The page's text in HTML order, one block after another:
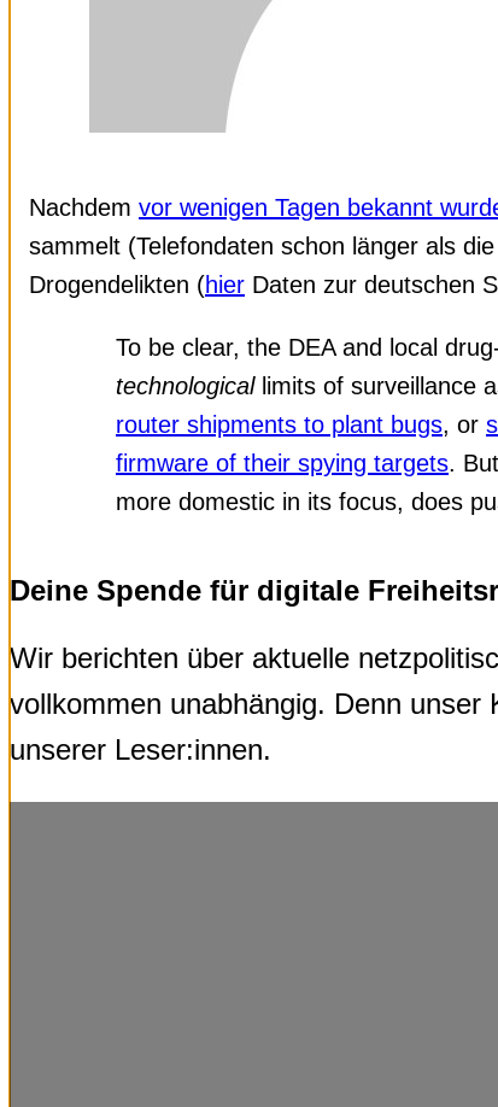
Nachdem vor wenigen Tagen bekannt
sammelt (Telefondaten schon länger als
Drogendelikten (hier Daten zur deutschen
To be clear, the DEA and local
technologicallimits of surveillance
router shipments to plant bugs, or
firmware of their spying targets.
more domestic in its focus, does
Deine Spende für digitale
Wir berichten über aktuelle
vollkommen unabhängig. Denn
unserer Leser:innen.